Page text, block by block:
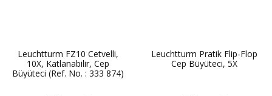
Leuchtturm FZ10 Cetvelli,
10X, Katlanabilir, Cep
Büyüteci (Ref. No. : 333 874)
Leuchtturm Pratik Flip-Flop
Cep Büyüteci, 5X